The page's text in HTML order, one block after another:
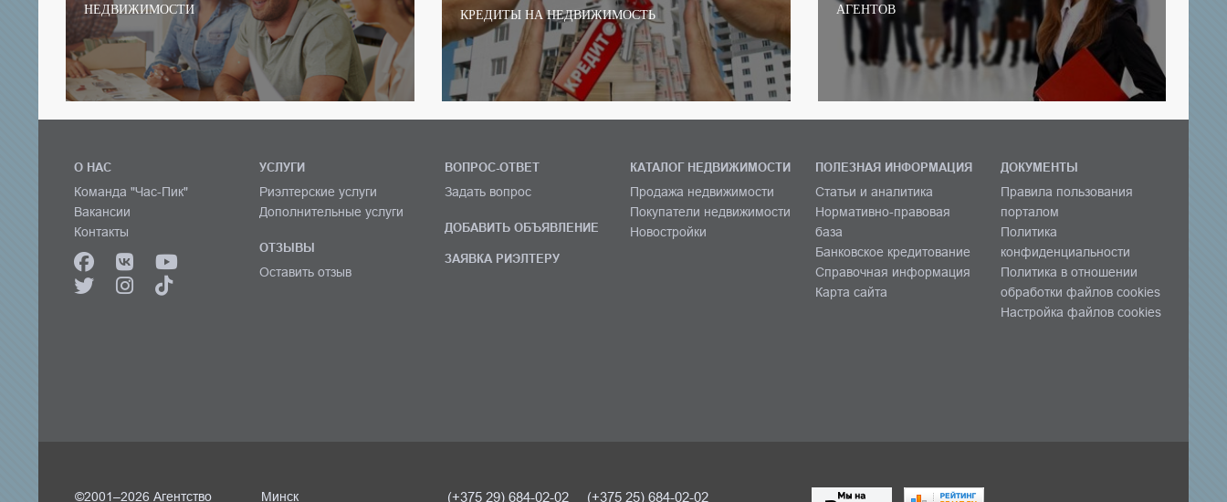
НЕДВИЖИМОСТИ
КРЕДИТЫ НА НЕДВИЖИМОСТЬ
АГЕНТОВ
О НАС
Команда "Час-Пик"
Вакансии
Контакты
УСЛУГИ
Риэлтерские услуги
Дополнительные услуги
ОТЗЫВЫ
Оставить отзыв
ВОПРОС-ОТВЕТ
Задать вопрос
ДОБАВИТЬ ОБЪЯВЛЕНИЕ
ЗАЯВКА РИЭЛТЕРУ
КАТАЛОГ НЕДВИЖИМОСТИ
Продажа недвижимости
Покупатели недвижимости
Новостройки
ПОЛЕЗНАЯ ИНФОРМАЦИЯ
Статьи и аналитика
Нормативно-правовая
база
Банковское кредитование
Справочная информация
Карта сайта
ДОКУМЕНТЫ
Правила пользования
порталом
Политика
конфиденциальности
Политика в отношении
обработки файлов cookies
Настройка файлов cookies
©2001–2026 Агентство Минск (+375 29) 684-02-02 (+375 25) 684-02-02